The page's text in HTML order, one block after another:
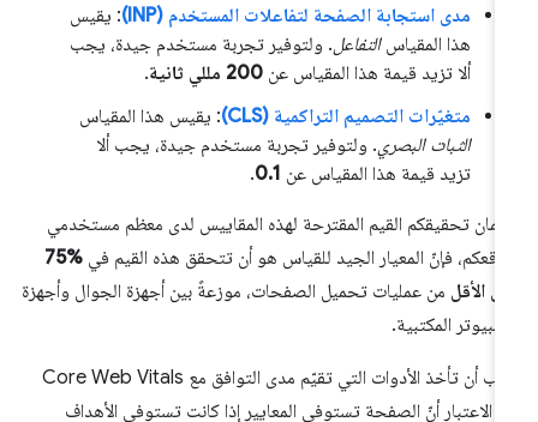
مدى استجابة الصفحة لتفاعلات المستخدم (INP)
: يقيس
هذا المقياسالتفاعل. ولتوفير تجربة مستخدم جيدة، يجب
ألا تزيد قيمة هذا المقياس عن 200 مللي ثانية
.
متغيّرات التصميم التراكمية (CLS)
: يقيس هذا المقياس
الثبات البصري. ولتوفير تجربة مستخدم جيدة، يجب ألا
تزيد قيمة هذا المقياس عن 0.1
.
تحقيقكم القيم المقترحة لهذه المقاييس لدى معظم مستخدمي
فإنّ المعيار الجيد للقياس هو أن تتحقق هذه القيم في
%75
الأقلمن عمليات تحميل الصفحات، موزعةً بين أجهزة الجوال وأجهزة
المكتبية.
يجب أن تأخذ الأدوات التي تقيّم مدى التوافق مع Core Web Vitals
الاعتبار أنّ الصفحة تستوفي المعايير إذا كانت تستوفي الأهداف